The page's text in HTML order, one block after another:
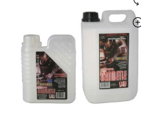
8.960,00 RSD
više
varijanti.
Opcije
mogu
biti
izabrane
na